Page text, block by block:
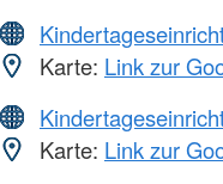
Karte: Link zur
Karte: Link zur